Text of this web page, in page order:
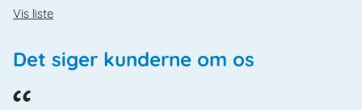
Vis liste
Det siger kunderne om os